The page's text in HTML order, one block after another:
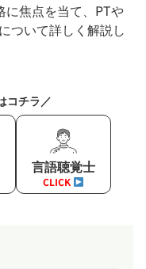
に焦点を当て、PTや
ついて詳しく解説し
コチラ／
言語聴覚士
CLICK